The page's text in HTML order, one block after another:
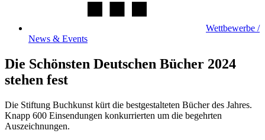
Wettbewerbe /
News & Events
Die Schönsten Deutschen Bücher 2024
stehen fest
Die Stiftung Buchkunst kürt die bestgestalteten Bücher des Jahres.
Knapp 600 Einsendungen konkurrierten um die begehrten
Auszeichnungen.